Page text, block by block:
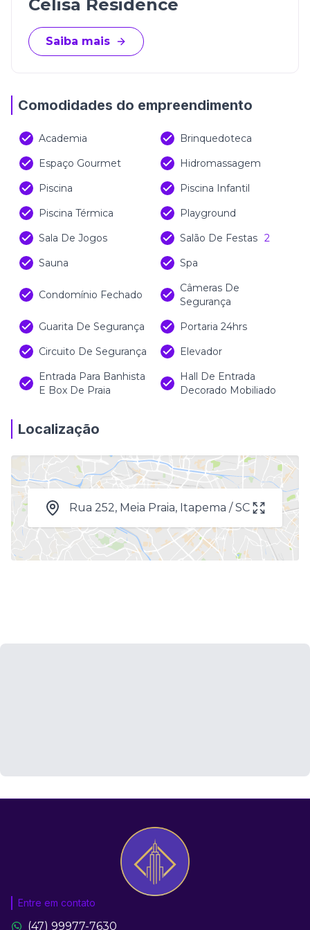
Celisa Residence
Saiba mais
Comodidades do empreendimento
Academia
Brinquedoteca
Espaço Gourmet
Hidromassagem
Piscina
Piscina Infantil
Piscina Térmica
Playground
Sala De Jogos
Salão De Festas 2
Sauna
Spa
Condomínio Fechado
Câmeras De
Segurança
Guarita De Segurança
Portaria 24hrs
Circuito De Segurança
Elevador
Entrada Para Banhista
E Box De Praia
Hall De Entrada
Decorado Mobiliado
Localização
Rua 252, Meia Praia, Itapema / SC
Entre em contato
(47) 99977-7630